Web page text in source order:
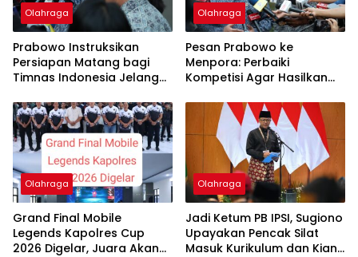
Olahraga
Prabowo Instruksikan
Persiapan Matang bagi
Timnas Indonesia Jelang
Olahraga
Pesan Prabowo ke
Menpora: Perbaiki
Kompetisi Agar Hasilkan
Piala Dunia
Olahraga
Grand Final Mobile
Legends Kapolres Cup
2026 Digelar, Juara Akan
Olahraga
Jadi Ketum PB IPSI, Sugiono
Upayakan Pencak Silat
Masuk Kurikulum dan Kian